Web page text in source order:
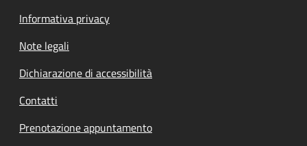
Informativa privacy
Note legali
Dichiarazione di accessibilità
Contatti
Prenotazione appuntamento